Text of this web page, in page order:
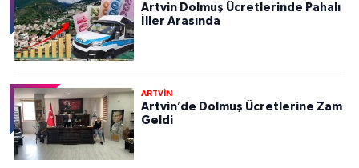
Artvin Dolmuş Ücretlerinde Pahalı
İller Arasında
ARTVİN
Artvin’de Dolmuş Ücretlerine Zam
Geldi